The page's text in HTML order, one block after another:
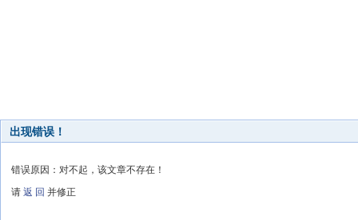
出现错误！
错误原因：对不起，该文章不存在！
请 返 回 并修正